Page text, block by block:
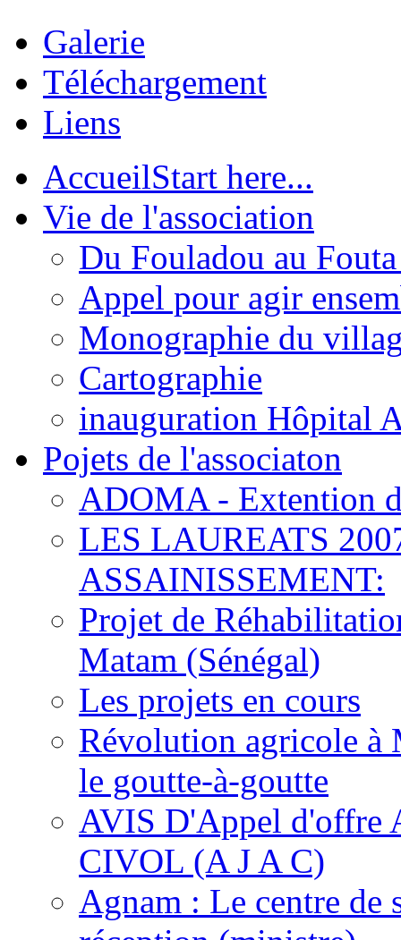
Galerie
Téléchargement
Liens
AccueilStart here...
Vie de l'association
Du Fouladou au
Appel pour agir
Monographie du
Cartographie
inauguration Hôpital
Pojets de l'associaton
ADOMA - Extention
LES LAUREATS
ASSAINISSEMENT:
Projet de
Matam (Sénégal)
Les projets en cours
Révolution agricole à
le goutte-à-goutte
AVIS D'Appel d'offre
CIVOL (A J A C)
Agnam : Le centre de